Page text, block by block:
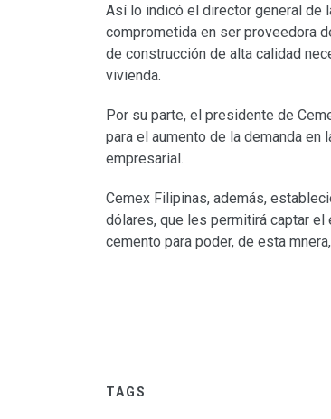
Así lo indicó el director general de
comprometida en ser proveedora
de construcción de alta calidad
vivienda.
Por su parte, el presidente de
para el aumento de la demanda
empresarial.
Cemex Filipinas, además,
dólares, que les permitirá captar
cemento para poder, de esta
TAGS